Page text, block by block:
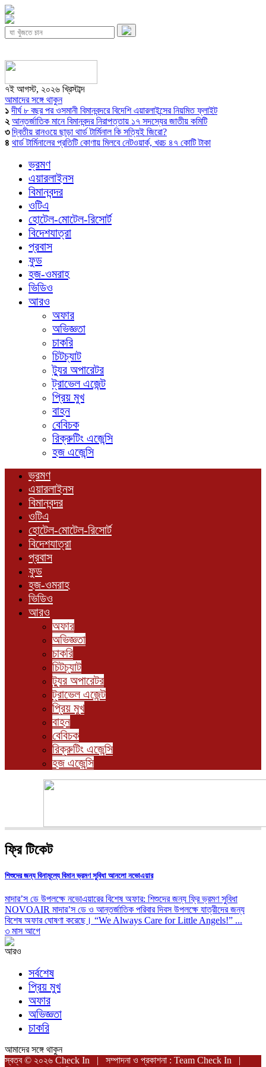
৭ই আগস্ট, ২০২৬ খ্রিস্টাব্দ
আমাদের সঙ্গে থাকুন
১ দীর্ঘ ৮ বছর পর ওসমানী বিমানবন্দরে বিদেশি এয়ারলাইন্সের নিয়মিত ফ্লাইট
২ আন্তর্জাতিক মানে বিমানবন্দর নিরাপত্তায় ১৭ সদস্যের জাতীয় কমিটি
৩ দ্বিতীয় রানওয়ে ছাড়া থার্ড টার্মিনাল কি সত্যিই জিরো?
৪ থার্ড টার্মিনালের প্রতিটি কোণায় মিলবে নেটওয়ার্ক, খরচ ৪৭ কোটি টাকা
ভ্রমণ
এয়ারলাইনস
বিমানবন্দর
ওটিএ
হোটেল-মোটেল-রিসোর্ট
বিদেশযাত্রা
প্রবাস
ফুড
হজ-ওমরাহ
ভিডিও
আরও
অফার
অভিজ্ঞতা
চাকরি
চিটচ্যাট
ট্যুর অপারেটর
ট্রাভেল এজেন্ট
প্রিয় মুখ
বাহন
বেবিচক
রিক্রুটিং এজেন্সি
হজ এজেন্সি
ভ্রমণ
এয়ারলাইনস
বিমানবন্দর
ওটিএ
হোটেল-মোটেল-রিসোর্ট
বিদেশযাত্রা
প্রবাস
ফুড
হজ-ওমরাহ
ভিডিও
আরও
অফার
অভিজ্ঞতা
চাকরি
চিটচ্যাট
ট্যুর অপারেটর
ট্রাভেল এজেন্ট
প্রিয় মুখ
বাহন
বেবিচক
রিক্রুটিং এজেন্সি
হজ এজেন্সি
ফ্রি টিকেট
শিশুদের জন্য বিনামূল্যে বিমান ভ্রমণ সুবিধা আনলো নভোএয়ার
মাদার’স ডে উপলক্ষে নভোএয়ারের বিশেষ অফার: শিশুদের জন্য ফ্রি ভ্রমণ সুবিধা
NOVOAIR মাদার’স ডে ও আন্তর্জাতিক পরিবার দিবস উপলক্ষে যাত্রীদের জন্য
বিশেষ অফার ঘোষণা করেছে। “We Always Care for Little Angels!” ...
৩ মাস আগে
আরও
সর্বশেষ
প্রিয় মুখ
অফার
অভিজ্ঞতা
চাকরি
আমাদের সঙ্গে থাকুন
স্বত্ব © ২০২৬ Check In | সম্পাদনা ও প্রকাশনা : Team Check In |